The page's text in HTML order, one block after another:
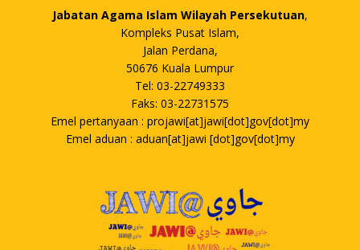
Jabatan Agama Islam Wilayah Persekutuan,
Kompleks Pusat Islam,
Jalan Perdana,
50676 Kuala Lumpur
Tel: 03-22749333
Faks: 03-22731575
Emel pertanyaan : projawi[at]jawi[dot]gov[dot]my
Emel aduan : aduan[at]jawi [dot]gov[dot]my